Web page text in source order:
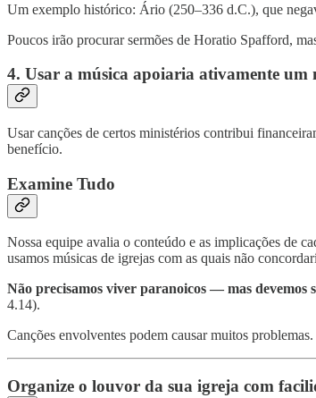
Um exemplo histórico: Ário (250–336 d.C.), que
Poucos irão procurar sermões de Horatio Spafford,
4. Usar a música apoiaria ativamente
Usar canções de certos ministérios contribui
benefício.
Examine Tudo
Nossa equipe avalia o conteúdo e as implicações de
usamos músicas de igrejas com as quais não
Não precisamos viver paranoicos — mas devemos
4.14).
Canções envolventes podem causar muitos
Organize o louvor da sua igreja com